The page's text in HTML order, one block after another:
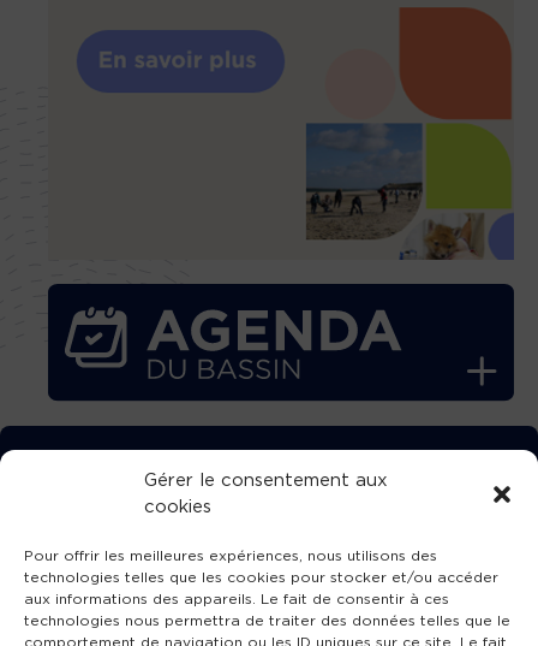
Gérer le consentement aux
cookies
Pour offrir les meilleures expériences, nous utilisons des
technologies telles que les cookies pour stocker et/ou accéder
aux informations des appareils. Le fait de consentir à ces
technologies nous permettra de traiter des données telles que le
comportement de navigation ou les ID uniques sur ce site. Le fait
TÉLÉCHARGEZ GRATUITEMENT
L’APPLICATION TVBA !